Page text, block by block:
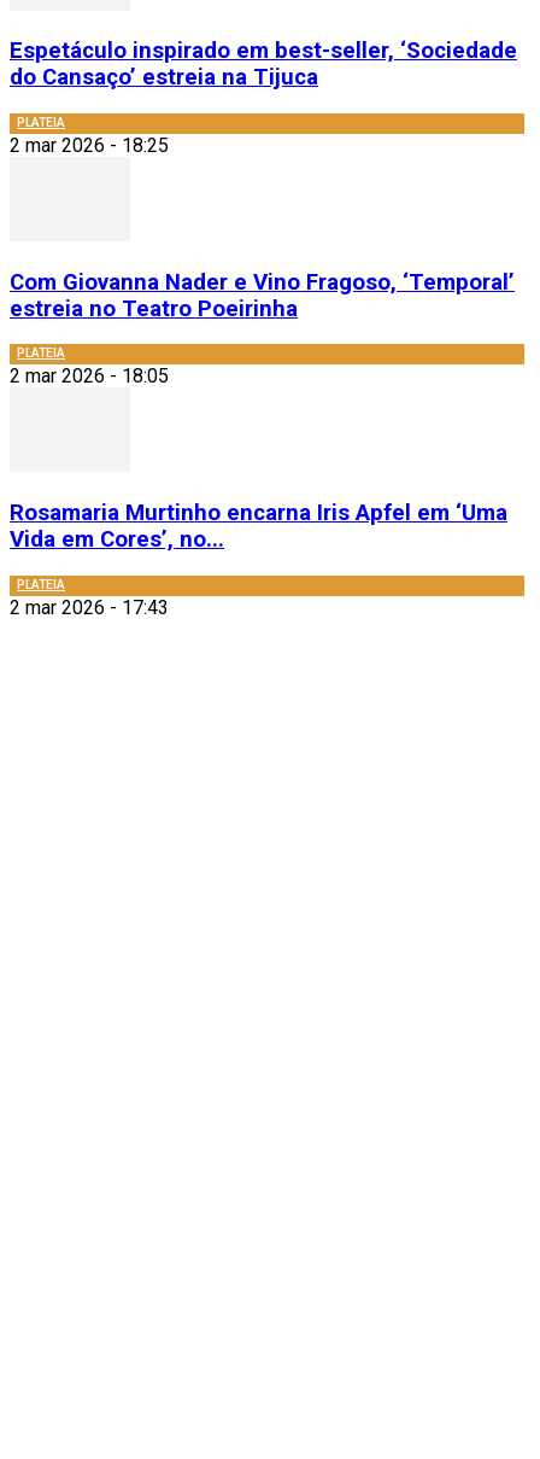
Espetáculo inspirado em best-seller, ‘Sociedade
do Cansaço’ estreia na Tijuca
PLATEIA
2 mar 2026 - 18:25
Com Giovanna Nader e Vino Fragoso, ‘Temporal’
estreia no Teatro Poeirinha
PLATEIA
2 mar 2026 - 18:05
Rosamaria Murtinho encarna Iris Apfel em ‘Uma
Vida em Cores’, no...
PLATEIA
2 mar 2026 - 17:43